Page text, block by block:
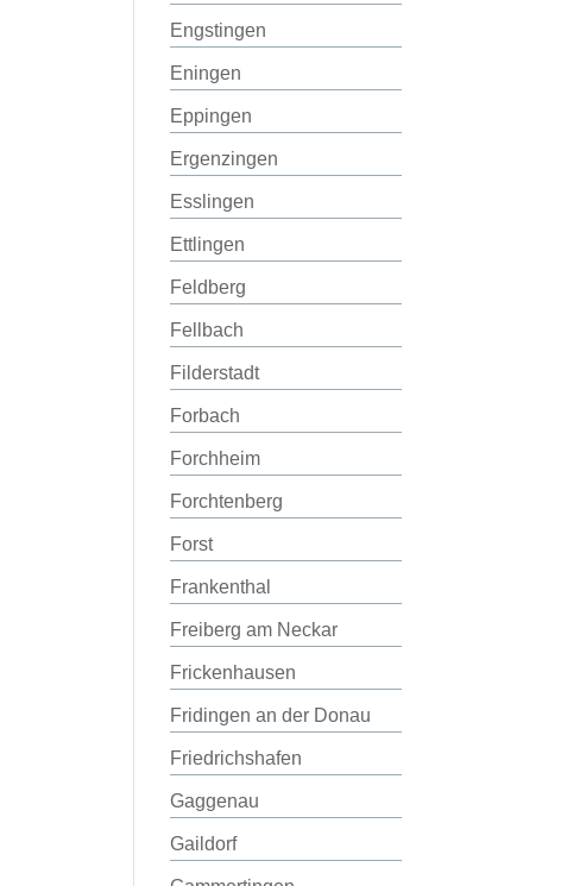
Engstingen
Eningen
Eppingen
Ergenzingen
Esslingen
Ettlingen
Feldberg
Fellbach
Filderstadt
Forbach
Forchheim
Forchtenberg
Forst
Frankenthal
Freiberg am Neckar
Frickenhausen
Fridingen an der Donau
Friedrichshafen
Gaggenau
Gaildorf